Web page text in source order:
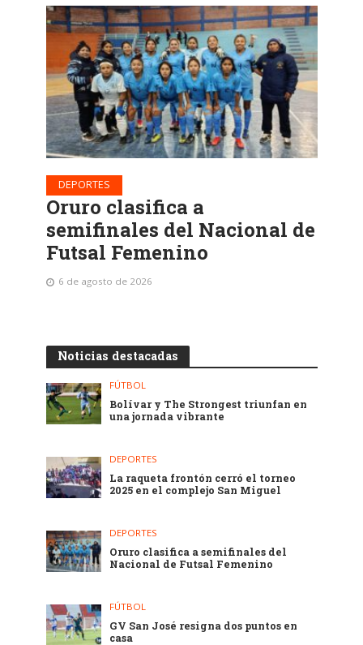
DEPORTES
Oruro clasifica a
semifinales del Nacional de
Futsal Femenino
6 de agosto de 2026
Noticias destacadas
FÚTBOL
Bolívar y The Strongest triunfan en
una jornada vibrante
DEPORTES
La raqueta frontón cerró el torneo
2025 en el complejo San Miguel
DEPORTES
Oruro clasifica a semifinales del
Nacional de Futsal Femenino
FÚTBOL
GV San José resigna dos puntos en
casa